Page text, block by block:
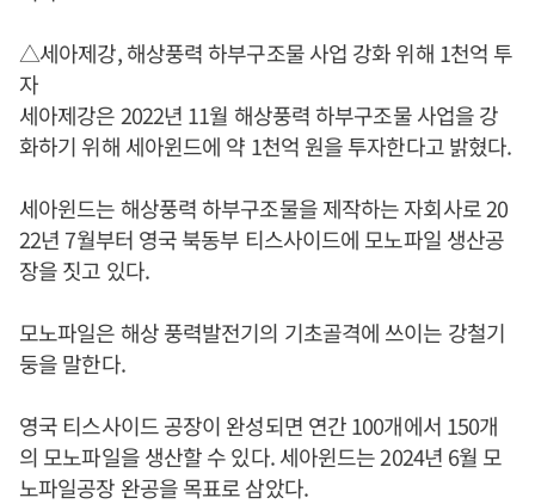
△세아제강, 해상풍력 하부구조물 사업 강화 위해 1천억 투
자
세아제강은 2022년 11월 해상풍력 하부구조물 사업을 강
화하기 위해 세아윈드에 약 1천억 원을 투자한다고 밝혔다.
세아윈드는 해상풍력 하부구조물을 제작하는 자회사로 20
22년 7월부터 영국 북동부 티스사이드에 모노파일 생산공
장을 짓고 있다.
모노파일은 해상 풍력발전기의 기초골격에 쓰이는 강철기
둥을 말한다.
영국 티스사이드 공장이 완성되면 연간 100개에서 150개
의 모노파일을 생산할 수 있다. 세아윈드는 2024년 6월 모
노파일공장 완공을 목표로 삼았다.